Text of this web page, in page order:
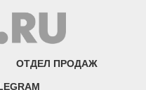
ОТДЕЛ ПРОДАЖ